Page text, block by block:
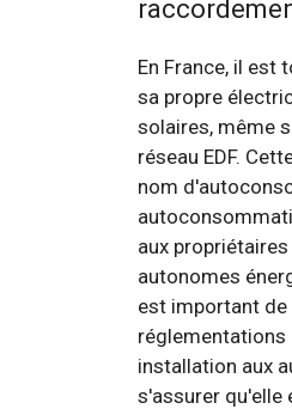
En France, il est
sa propre
solaires, même
réseau EDF.
nom
aux
autonomes
est important
réglementations
installation aux
s'assurer qu'elle